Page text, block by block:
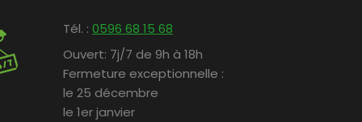
Tél. : 0596 68 15 68
Ouvert: 7j/7 de 9h à 18h
Fermeture exceptionnelle :
le 25 décembre
le 1er janvier